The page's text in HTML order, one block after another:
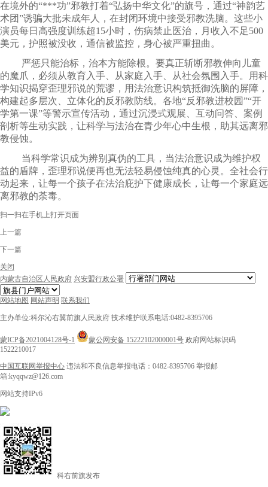
在境外的“***功”邪教打着“弘扬中华文化”的旗号，通过“神韵艺
术团”诱骗大批未成年人，在封闭环境中接受邪教洗脑。这些小
演员每日高强度训练超15小时，伤病禁止医治，月收入不足500
美元，护照被没收，通信被监控，身心被严重扭曲。
严惩只能治标，治本方能除根。要真正斩断邪教伸向儿童
的魔爪，必须从教育入手、从家庭入手、从社会氛围入手。用科
学知识揭穿歪理邪说的荒谬，用法治意识构筑抵御洗脑的屏障，
构建起多层次、立体化的反邪教防线。各地“反邪教进校园”“开
学第一课”等警示宣传活动，通过沉浸式观展、互动问答、案例
剖析等生动实践，让科学与法治在青少年心中生根，助其远离邪
教侵蚀。
当科学常识成为辨别真伪的工具，当法治意识成为维护权
益的盾牌，歪理邪说便再也无法轻易侵蚀纯真的心灵。全社会行
动起来，让每一个孩子在法治庇护下健康成长，让每一个家庭远
离邪教的荼毒。
扫一扫在手机上打开页面
上一篇
下一篇
关闭
内蒙古自治区人民政府 兴安盟行政公署
网站地图 网站声明 联系我们
主办单位:科尔沁右翼前旗人民政府 技术维护联系电话:0482-8395706
蒙ICP备2021004128号-1 蒙公网安备 15222102000001号 政府网站标识码
1522210017
中国互联网举报中心 违法和不良信息举报电话：0482-8395706 举报邮
箱:kyqqwz@126.com
网站支持IPv6
科右前旗发布